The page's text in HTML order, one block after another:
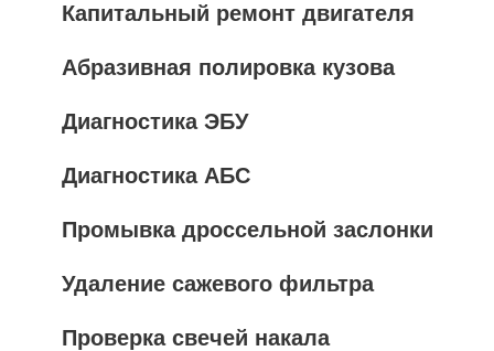
Капитальный ремонт двигателя
Абразивная полировка кузова
Диагностика ЭБУ
Диагностика АБС
Промывка дроссельной заслонки
Удаление сажевого фильтра
Проверка свечей накала